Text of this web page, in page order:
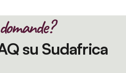
su Sudafrica